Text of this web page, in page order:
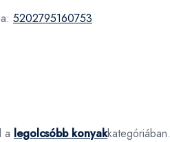
5202795160753
a legolcsóbb konyakkategóriában.